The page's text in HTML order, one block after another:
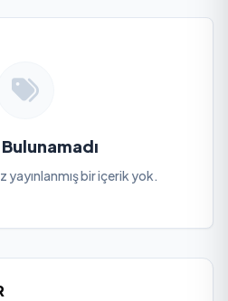
yayınlanmış bir içerik yok.